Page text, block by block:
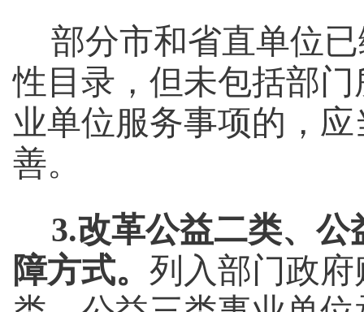
部分市和省直单位
性目录，但未包括部
业单位服务事项的，
善。
3.改革公益二类、
障方式。 列入部门政